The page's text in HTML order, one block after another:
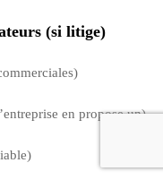
(si litige)
en propose un)